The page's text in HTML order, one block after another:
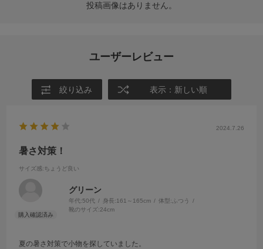
投稿画像はありません。
ユーザーレビュー
絞り込み 表示：新しい順
2024.7.26
暑さ対策！
サイズ感:ちょうど良い
グリーン
年代:50代 身長:161～165cm 体型:ふつう
靴のサイズ:24cm
夏の暑さ対策で小物を探していました。